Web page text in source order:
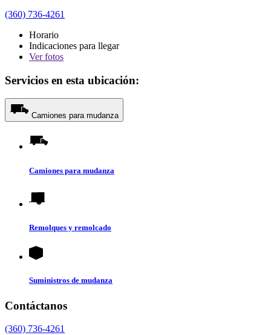
(360) 736-4261
Horario
Indicaciones para llegar
Verfotos
Servicios en esta ubicación:
Camiones para mudanza
Camiones para mudanza
Remolques y remolcado
Suministros de mudanza
Contáctanos
(360) 736-4261